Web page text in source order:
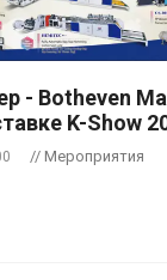
- Botheven
K-Show
// Мероприятия